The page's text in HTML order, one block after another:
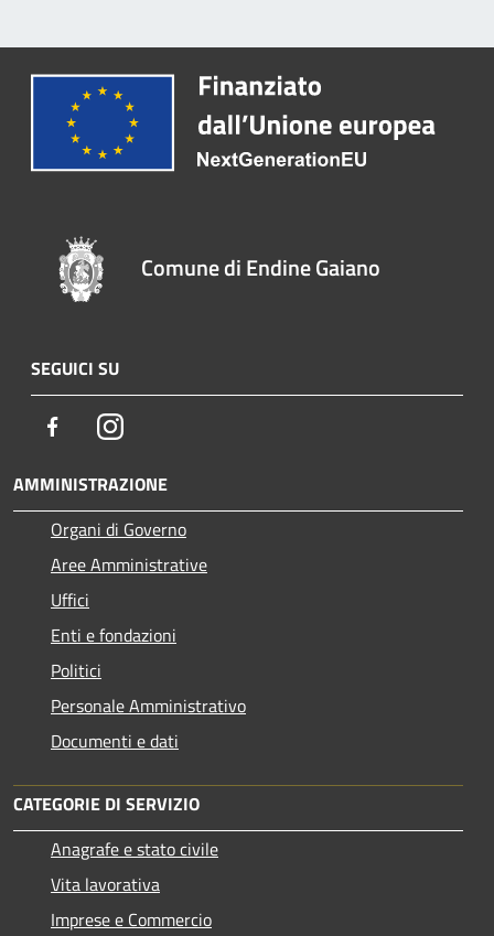
Comune di Endine Gaiano
SEGUICI SU
FacebookInstagram
AMMINISTRAZIONE
Organi di Governo
Aree Amministrative
Uffici
Enti e fondazioni
Politici
Personale Amministrativo
Documenti e dati
CATEGORIE DI SERVIZIO
Anagrafe e stato civile
Vita lavorativa
Imprese e Commercio